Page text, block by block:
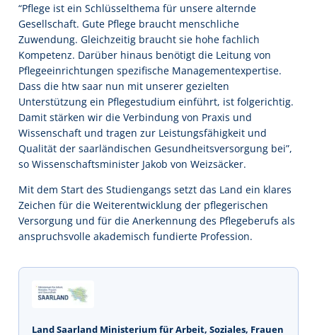
“Pflege ist ein Schlüsselthema für unsere alternde
Gesellschaft. Gute Pflege braucht menschliche
Zuwendung. Gleichzeitig braucht sie hohe fachlich
Kompetenz. Darüber hinaus benötigt die Leitung von
Pflegeeinrichtungen spezifische Managementexpertise.
Dass die htw saar nun mit unserer gezielten
Unterstützung ein Pflegestudium einführt, ist folgerichtig.
Damit stärken wir die Verbindung von Praxis und
Wissenschaft und tragen zur Leistungsfähigkeit und
Qualität der saarländischen Gesundheitsversorgung bei”,
so Wissenschaftsminister Jakob von Weizsäcker.
Mit dem Start des Studiengangs setzt das Land ein klares
Zeichen für die Weiterentwicklung der pflegerischen
Versorgung und für die Anerkennung des Pflegeberufs als
anspruchsvolle akademisch fundierte Profession.
Land Saarland Ministerium für Arbeit, Soziales, Frauen